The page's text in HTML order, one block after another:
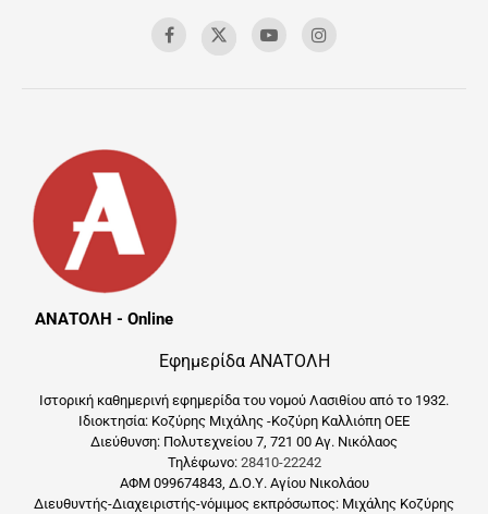
ΑΝΑΤΟΛΗ - Online
Εφημερίδα ΑΝΑΤΟΛΗ
Ιστορική καθημερινή εφημερίδα του νομού Λασιθίου από το 1932.
Ιδιοκτησία: Κοζύρης Μιχάλης -Κοζύρη Καλλιόπη ΟΕΕ
Διεύθυνση: Πολυτεχνείου 7, 721 00 Αγ. Νικόλαος
Τηλέφωνο: 28410-22242
ΑΦΜ 099674843, Δ.Ο.Υ. Αγίου Νικολάου
Διευθυντής-Διαχειριστής-νόμιμος εκπρόσωπος: Μιχάλης Κοζύρης